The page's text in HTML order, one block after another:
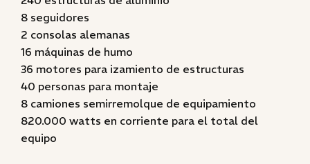
8 seguidores
2 consolas alemanas
16 máquinas de humo
36 motores para izamiento de estructuras
40 personas para montaje
8 camiones semirremolque de equipamiento
820.000 watts en corriente para el total del
equipo